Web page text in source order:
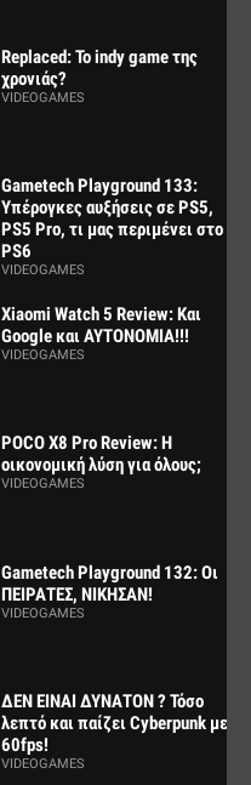
Replaced: Το indy game της
χρονιάς?
VIDEOGAMES
Gametech Playground 133:
Υπέρογκες αυξήσεις σε PS5,
PS5 Pro, τι μας περιμένει στο
PS6
VIDEOGAMES
Xiaomi Watch 5 Review: Και
Google και ΑΥΤΟΝΟΜΙΑ!!!
VIDEOGAMES
POCO X8 Pro Review: Η
οικονομική λύση για όλους;
VIDEOGAMES
Gametech Playground 132: Οι
ΠΕΙΡΑΤΕΣ, ΝΙΚΗΣΑΝ!
VIDEOGAMES
ΔΕΝ ΕΙΝΑΙ ΔΥΝΑΤΟΝ ? Τόσο
λεπτό και παίζει Cyberpunk με
60fps!
VIDEOGAMES